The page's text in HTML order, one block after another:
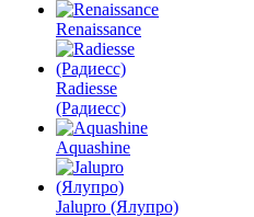
Renaissance
Radiesse
(Радиесс)
Aquashine
Jalupro (Ялупро)